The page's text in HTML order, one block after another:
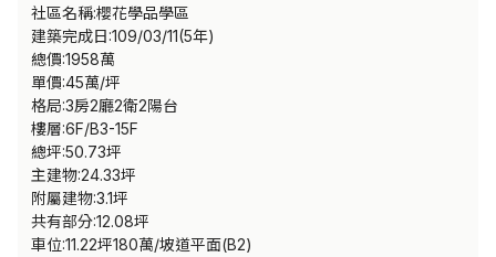
社區名稱:櫻花學品學區
建築完成日:109/03/11(5年)
總價:1958萬
單價:45萬/坪
格局:3房2廳2衛2陽台
樓層:6F/B3-15F
總坪:50.73坪
主建物:24.33坪
附屬建物:3.1坪
共有部分:12.08坪
車位:11.22坪180萬/坡道平面(B2)